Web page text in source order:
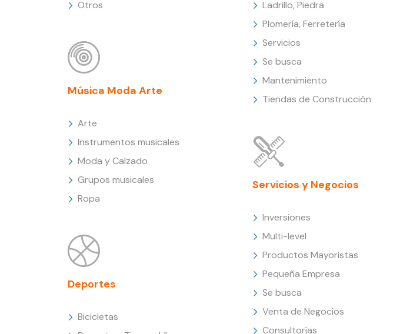
Otros
Música Moda Arte
Arte
Instrumentos musicales
Moda y Calzado
Grupos musicales
Ropa
Deportes
Bicicletas
Ladrillo, Piedra
Plomería, Ferretería
Servicios
Se busca
Mantenimiento
Tiendas de Construcción
Servicios y Negocios
Inversiones
Multi-level
Productos Mayoristas
Pequeña Empresa
Se busca
Venta de Negocios
Consultorías